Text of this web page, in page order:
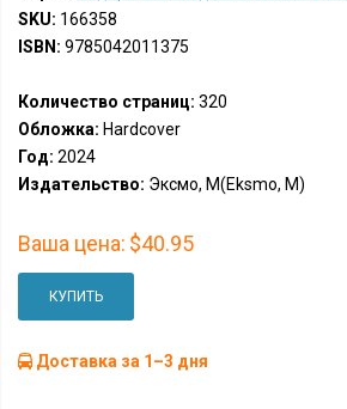
SKU: 166358
ISBN: 9785042011375
Количество страниц: 320
Обложка: Hardcover
Год: 2024
Издательство: Эксмо, М(Eksmo, M)
Ваша цена: $40.95
КУПИТЬ
Доставка за 1–3 дня